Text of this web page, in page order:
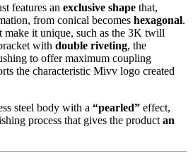
features an exclusive shape that,
from conical becomes hexagonal.
make it unique, such as the 3K twill
with double riveting, the
to offer maximum coupling
the characteristic Mivv logo created
steel body with a “pearled” effect,
process that gives the product an